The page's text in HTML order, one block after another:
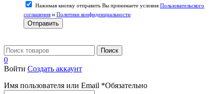
Нажимая кнопку отправить Вы принимаете условия Пользовательского
соглашения и Политики конфиденциальности
Отправить
Поиск
0
Войти Создать аккаунт
Имя пользователя или Email *Обязательно